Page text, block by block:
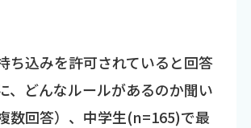
ち込みを許可されていると回答
、どんなルールがあるのか聞い
数回答）、中学生(n=165)で最